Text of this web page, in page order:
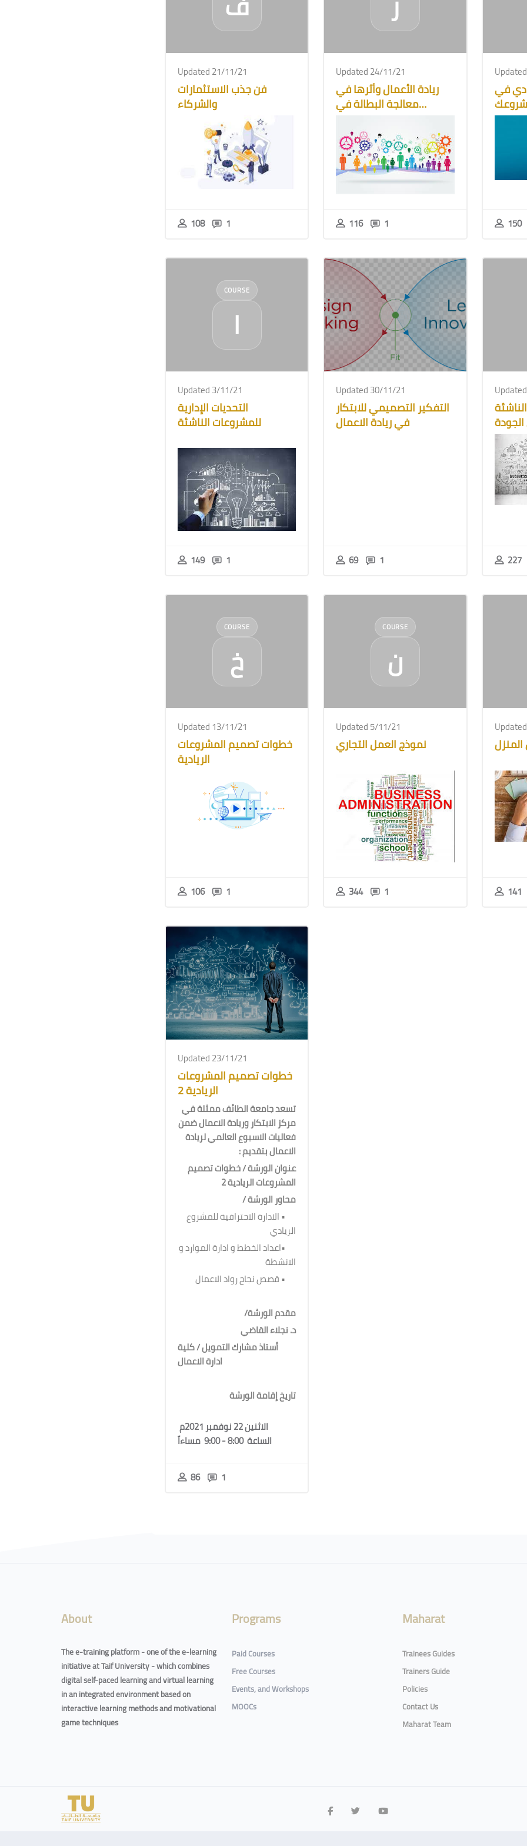
Updated 21/11/21
فن جذب الاستثمارات
والشركاء
108 1
Updated 24/11/21
ريادة الأعمال وأثرها في
معالجة البطالة في
المملكة
116 1
في
150
COURSE
ا
Updated 3/11/21
التحديات الإدارية
للمشروعات الناشئة
149 1
Updated 30/11/21
التفكير التصميمي للابتكار
في ريادة الاعمال
69 1 227
COURSE
خ
Updated 13/11/21
خطوات تصميم المشروعات
الريادية
106 1
COURSE
ن
Updated 5/11/21
نموذج العمل التجاري
344 1 141
Updated 23/11/21
خطوات تصميم المشروعات
الريادية 2
تسعد جامعة الطائف ممثلة في
مركز الابتكار وريادة الاعمال ضمن
فعاليات الاسبوع العالمي لريادة
الاعمال بتقديم :
عنوان الورشة / خطوات تصميم
المشروعات الريادية 2
محاور الورشة /
• الادارة الاحترافية للمشروع
الريادي
•اعداد الخطط و ادارة الموارد و
الانشطة
• قصص نجاح رواد الاعمال
مقدم الورشة/
د. نجلاء القاضي
أستاذ مشارك التمويل / كلية
ادارة الاعمال
تاريخ إقامة الورشة
الاثنين 22 نوفمبر 2021م
الساعة 8:00 - 9:00 مساءاً
86 1
About
The e-training platform - one of the e-learning
initiative at Taif University - which combines
digital self-paced learning and virtual learning
in an integrated environment based on
interactive learning methods and motivational
game techniques
Programs
Paid Courses
Free Courses
Events, and Workshops
MOOCs
Maharat
Trainees Guides
Trainers Guide
Policies
Contact Us
Maharat Team